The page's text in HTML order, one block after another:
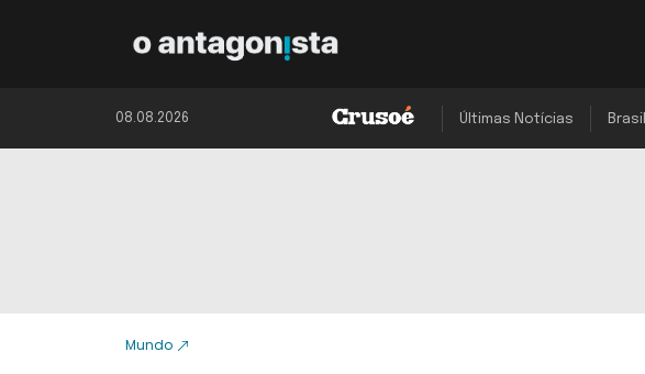
08.08.2026 Últimas Notícias Brasil
Mundo